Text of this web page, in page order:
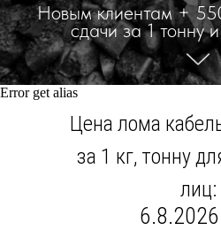
Новым клиентам +
сдачи за 1 тонну
Error get alias
6.8.2026
Цена лома
за 1 кг, тонну
лиц: